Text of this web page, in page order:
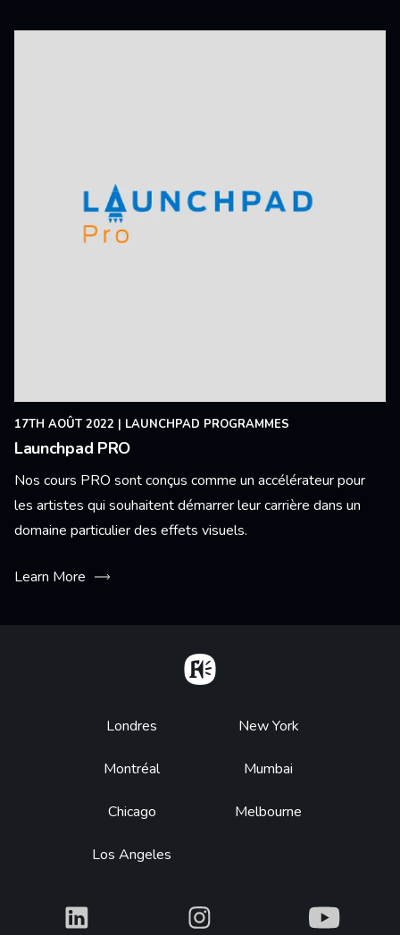
17TH AOÛT 2022 | LAUNCHPAD PROGRAMMES
Launchpad PRO
Nos cours PRO sont conçus comme un accélérateur pour
les artistes qui souhaitent démarrer leur carrière dans un
domaine particulier des effets visuels.
Learn More
Footer
Londres
Montréal
Chicago
Los Angeles
New York
Mumbai
Melbourne
What What What